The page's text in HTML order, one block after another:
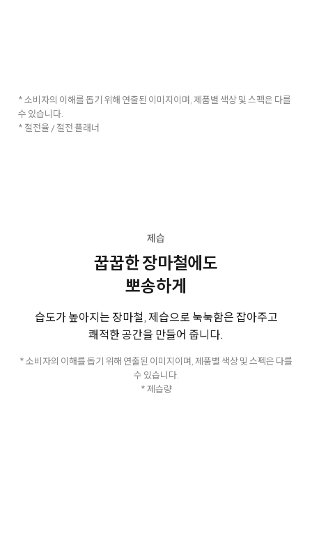
* 소비자의 이해를 돕기 위해 연출된 이미지이며, 제품별 색상 및 스펙은 다를
수 있습니다.
* 절전율 / 절전 플래너
제습
꿉꿉한 장마철에도
뽀송하게
습도가 높아지는 장마철, 제습으로 눅눅함은 잡아주고
쾌적한 공간을 만들어 줍니다.
* 소비자의 이해를 돕기 위해 연출된 이미지이며, 제품별 색상 및 스펙은 다를
수 있습니다.
* 제습량